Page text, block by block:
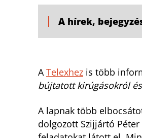
A hírek,
ATelexhez is több
bújtatott kirúgásokról
A lapnak több
dolgozott Szijjártó